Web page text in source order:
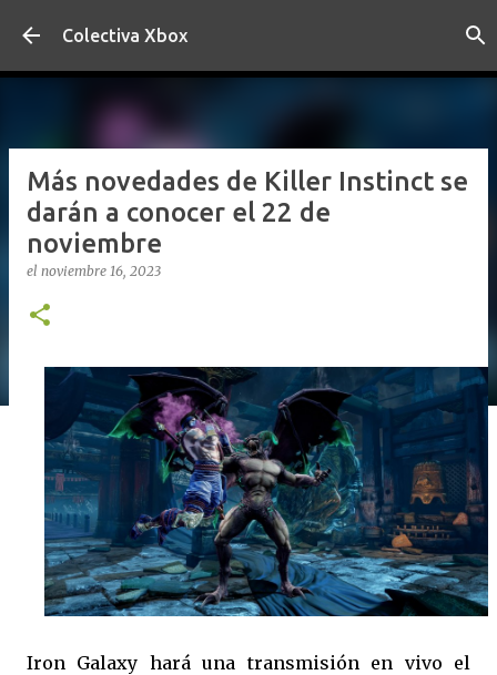
Ir al contenido principal
Colectiva Xbox
Más novedades de Killer Instinct se
darán a conocer el 22 de
noviembre
el noviembre 16, 2023
Iron Galaxy hará una transmisión en vivo el